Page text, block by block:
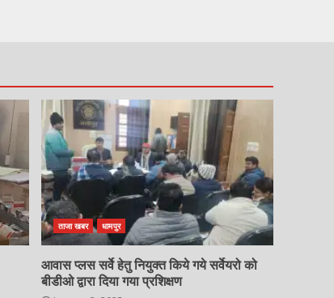
ताजा खबर धामपुर
आवास प्लस सर्वे हेतु नियुक्त किये गये सर्वेयरो को
बीडीओ द्वारा दिया गया प्रशिक्षण